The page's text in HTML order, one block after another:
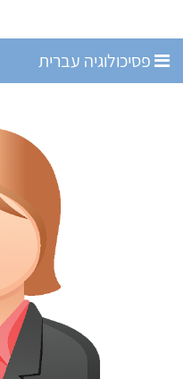
פסיכולוגיה עברית